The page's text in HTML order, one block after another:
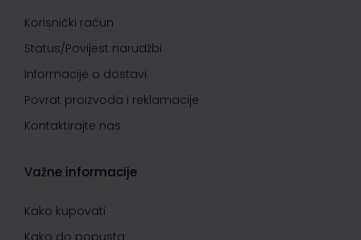
Korisnički račun
Status/Povijest narudžbi
Informacije o dostavi
Povrat proizvoda i reklamacije
Kontaktirajte nas
Važne informacije
Kako kupovati
Kako do popusta